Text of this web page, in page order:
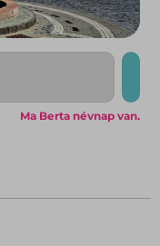
Ma Berta névnap van.